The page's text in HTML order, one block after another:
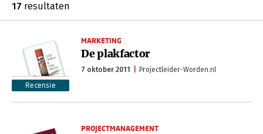
17 resultaten
Recensie
MARKETING
De plakfactor
7 oktober 2011 Projectleider-Worden.nl
PROJECTMANAGEMENT